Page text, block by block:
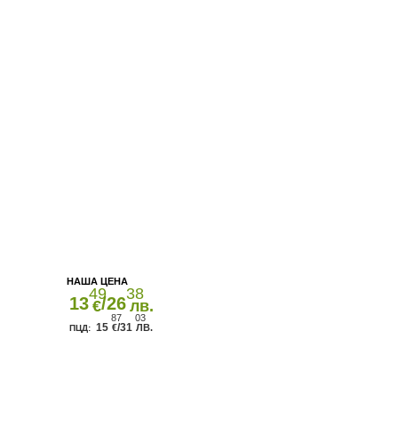
1349
€/2638
лв.
15
87
€/31
03
ЛВ.